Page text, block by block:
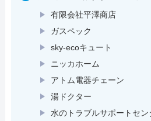
有限会社平澤商店
ガスペック
sky-ecoキュート
ニッカホーム
アトム電器チェーン
湯ドクター
水のトラブルサポートセン